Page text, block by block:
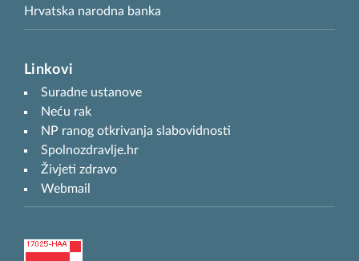
Hrvatska narodna banka
Linkovi
Suradne ustanove
Neću rak
NP ranog otkrivanja slabovidnosti
Spolnozdravlje.hr
Živjeti zdravo
Webmail